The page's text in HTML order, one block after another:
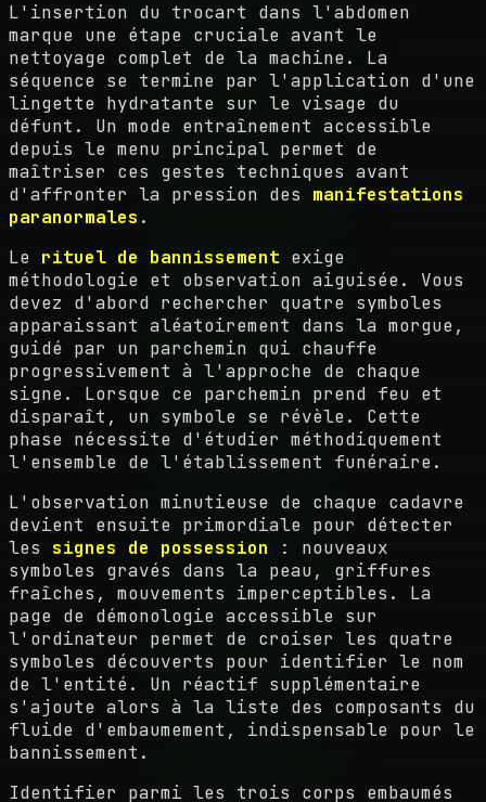
L'insertion du trocart dans l'abdomen
marque une étape cruciale avant le
nettoyage complet de la machine. La
séquence se termine par l'application d'une
lingette hydratante sur le visage du
défunt. Un mode entraînement accessible
depuis le menu principal permet de
maîtriser ces gestes techniques avant
d'affronter la pression des manifestations
paranormales .
Le rituel de bannissement exige
méthodologie et observation aiguisée. Vous
devez d'abord rechercher quatre symboles
apparaissant aléatoirement dans la morgue,
guidé par un parchemin qui chauffe
progressivement à l'approche de chaque
signe. Lorsque ce parchemin prend feu et
disparaît, un symbole se révèle. Cette
phase nécessite d'étudier méthodiquement
l'ensemble de l'établissement funéraire.
L'observation minutieuse de chaque cadavre
devient ensuite primordiale pour détecter
les signes de possession : nouveaux
symboles gravés dans la peau, griffures
fraîches, mouvements imperceptibles. La
page de démonologie accessible sur
l'ordinateur permet de croiser les quatre
symboles découverts pour identifier le nom
de l'entité. Un réactif supplémentaire
s'ajoute alors à la liste des composants du
fluide d'embaumement, indispensable pour le
bannissement.
Identifier parmi les trois corps embaumés